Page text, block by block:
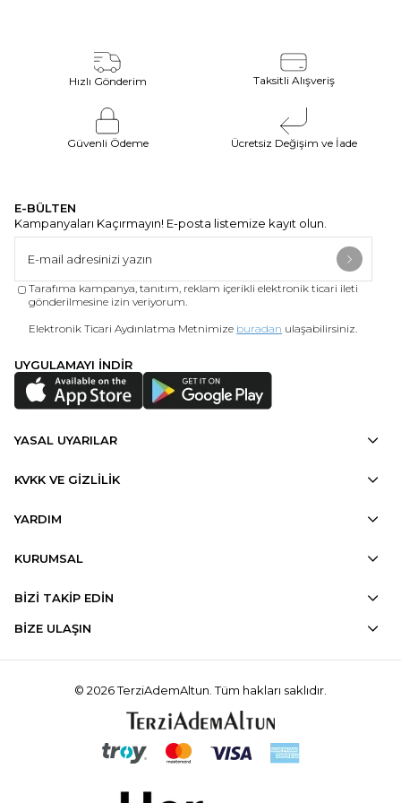
Hızlı Gönderim Taksitli Alışveriş
Güvenli Ödeme Ücretsiz Değişim ve İade
E-BÜLTEN
Kampanyaları Kaçırmayın! E-posta listemize kayıt olun.
Tarafıma kampanya, tanıtım, reklam içerikli elektronik ticari ileti
gönderilmesine izin veriyorum.
Elektronik Ticari Aydınlatma Metnimize buradan ulaşabilirsiniz.
UYGULAMAYI İNDİR
YASAL UYARILAR
KVKK VE GİZLİLİK
YARDIM
KURUMSAL
BİZİ TAKİP EDİN
BİZE ULAŞIN
© 2026 TerziAdemAltun. Tüm hakları saklıdır.